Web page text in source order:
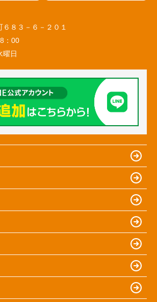
８３－６－２０１
：00
曜日